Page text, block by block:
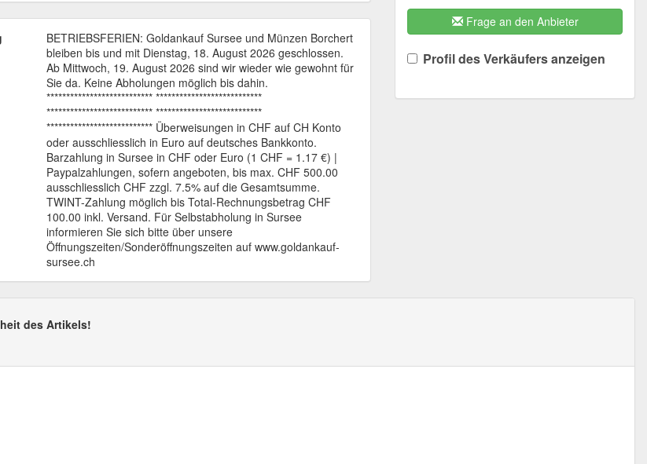
BETRIEBSFERIEN: Goldankauf Sursee und Münzen Borchert
bleiben bis und mit Dienstag, 18. August 2026 geschlossen.
Ab Mittwoch, 19. August 2026 sind wir wieder wie gewohnt für
Sie da. Keine Abholungen möglich bis dahin.
*************************** ***************************
*************************** ***************************
*************************** Überweisungen in CHF auf CH Konto
oder ausschliesslich in Euro auf deutsches Bankkonto.
Barzahlung in Sursee in CHF oder Euro (1 CHF = 1.17 €) |
Paypalzahlungen, sofern angeboten, bis max. CHF 500.00
ausschliesslich CHF zzgl. 7.5% auf die Gesamtsumme.
TWINT-Zahlung möglich bis Total-Rechnungsbetrag CHF
100.00 inkl. Versand. Für Selbstabholung in Sursee
informieren Sie sich bitte über unsere
Öffnungszeiten/Sonderöffnungszeiten auf www.goldankauf-
sursee.ch
Frage an den Anbieter
Profil des Verkäufers anzeigen
des Artikels!